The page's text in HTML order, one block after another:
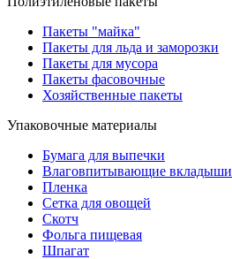
Пакеты "майка"
Пакеты для льда и заморозки
Пакеты для мусора
Пакеты фасовочные
Хозяйственные пакеты
Упаковочные материалы
Бумага для выпечки
Влаговпитывающие вкладыши
Пленка
Сетка для овощей
Скотч
Фольга пищевая
Шпагат